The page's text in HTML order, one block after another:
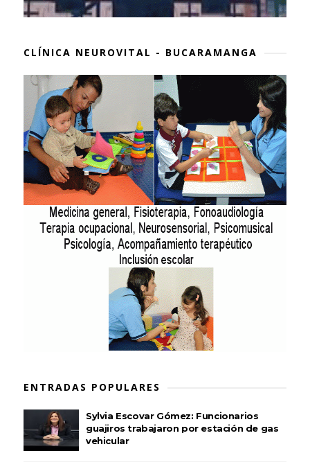
CLÍNICA NEUROVITAL - BUCARAMANGA
ENTRADAS POPULARES
Sylvia Escovar Gómez: Funcionarios
guajiros trabajaron por estación de gas
vehicular